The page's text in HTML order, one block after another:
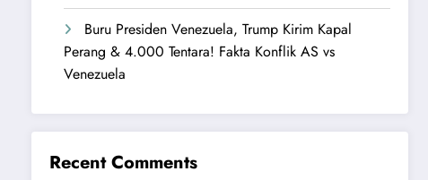
Buru Presiden Venezuela, Trump Kirim Kapal
Perang & 4.000 Tentara! Fakta Konflik AS vs
Venezuela
Recent Comments